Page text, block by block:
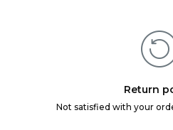
Return
Not satisfied with your